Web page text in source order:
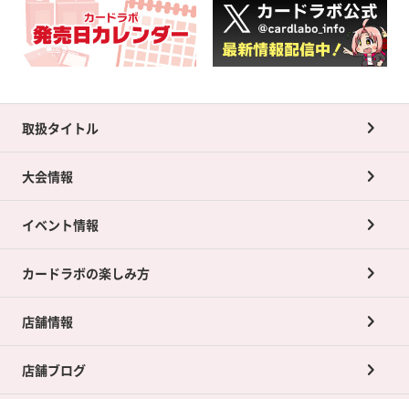
取扱タイトル
大会情報
イベント情報
カードラボの楽しみ方
店舗情報
店舗ブログ